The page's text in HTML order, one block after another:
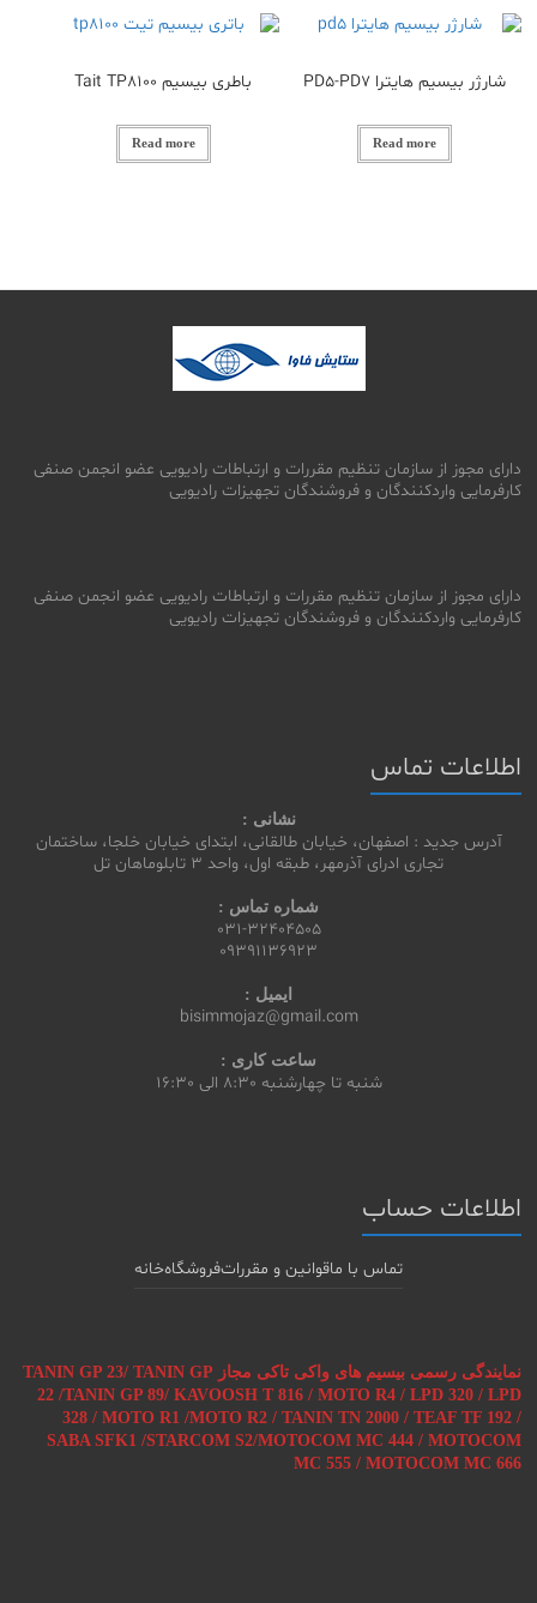
شارژر بیسیم هایترا PD5-PD7
Read more
باطری بیسیم Tait TP8100
Read more
دارای مجوز از سازمان تنظیم مقررات و ارتباطات رادیویی عضو انجمن صنفی
کارفرمایی واردکنندگان و فروشندگان تجهیزات رادیویی
دارای مجوز از سازمان تنظیم مقررات و ارتباطات رادیویی عضو انجمن صنفی
کارفرمایی واردکنندگان و فروشندگان تجهیزات رادیویی
اطلاعات تماس
نشانی :
آدرس جدید : اصفهان، خیابان طالقانی، ابتدای خیابان خلجا، ساختمان
تجاری ادرای آذرمهر، طبقه اول، واحد 3 تابلوماهان تل
شماره تماس :
031-32404505
09391136923
ایمیل :
bisimmojaz@gmail.com
ساعت کاری :
شنبه تا چهارشنبه
اطلاعات حساب
خانهفروشگاهقوانین و مقرراتتماس با ما
نمایندگی رسمی بیسیم های واکی تاکی مجاز TANIN GP 23/ TANIN GP
22 /TANIN GP 89/ KAVOOSH T 816 / MOTO R4 / LPD 320 / LPD
328 / MOTO R1 /MOTO R2 / TANIN TN 2000 / TEAF TF 192 /
SABA SFK1 /STARCOM S2/MOTOCOM MC 444 / MOTOCOM
MC 555 / MOTOCOM MC 666